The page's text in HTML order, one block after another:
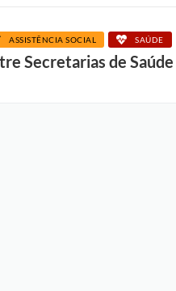
ASSISTÊNCIA SOCIAL SAÚDE
Secretarias de